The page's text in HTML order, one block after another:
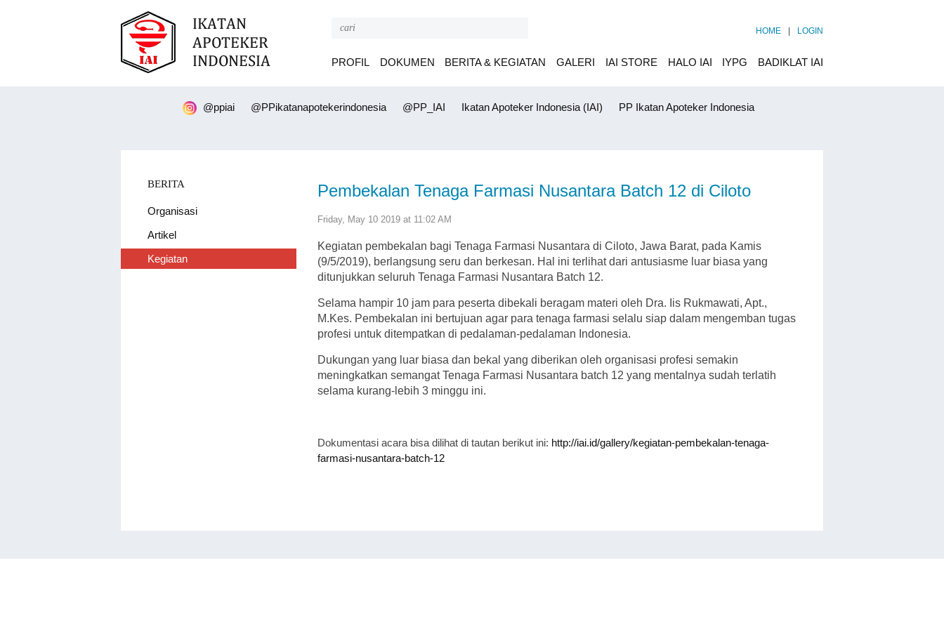
LOGIN
HOME
PROFIL DOKUMEN BERITA & KEGIATAN GALERI IAI STORE HALO IAI IYPG BADIKLAT IAI
@ppiai @PPikatanapotekerindonesia @PP_IAI Ikatan Apoteker Indonesia (IAI) PP Ikatan Apoteker Indonesia
BERITA
Organisasi
Artikel
Kegiatan
Pembekalan Tenaga Farmasi Nusantara Batch 12 di Ciloto
Friday, May 10 2019 at 11:02 AM
Kegiatan pembekalan bagi Tenaga Farmasi Nusantara di Ciloto, Jawa Barat, pada Kamis
(9/5/2019), berlangsung seru dan berkesan. Hal ini terlihat dari antusiasme luar biasa yang
ditunjukkan seluruh Tenaga Farmasi Nusantara Batch 12.
Selama hampir 10 jam para peserta dibekali beragam materi oleh Dra. Iis Rukmawati, Apt.,
M.Kes. Pembekalan ini bertujuan agar para tenaga farmasi selalu siap dalam mengemban tugas
profesi untuk ditempatkan di pedalaman-pedalaman Indonesia.
Dukungan yang luar biasa dan bekal yang diberikan oleh organisasi profesi semakin
meningkatkan semangat Tenaga Farmasi Nusantara batch 12 yang mentalnya sudah terlatih
selama kurang-lebih 3 minggu ini.
Dokumentasi acara bisa dilihat di tautan berikut ini: http://iai.id/gallery/kegiatan-pembekalan-tenaga-
farmasi-nusantara-batch-12